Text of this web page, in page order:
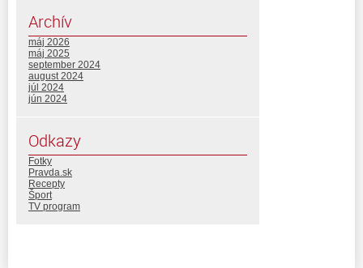
Archív
máj 2026
máj 2025
september 2024
august 2024
júl 2024
jún 2024
Odkazy
Fotky
Pravda.sk
Recepty
Šport
TV program